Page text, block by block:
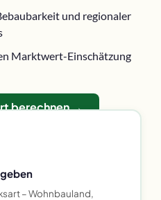
und regionaler
Marktwert-Einschätzung
berechnen →
– Wohnbauland,